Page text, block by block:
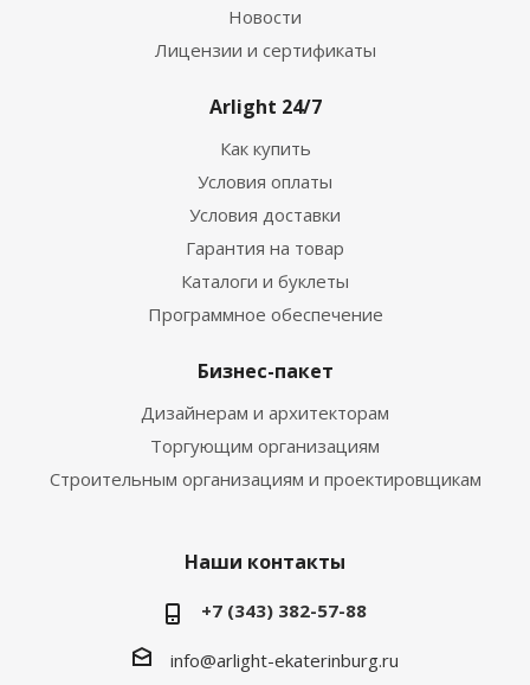
Новости
Лицензии и сертификаты
Arlight 24/7
Как купить
Условия оплаты
Условия доставки
Гарантия на товар
Каталоги и буклеты
Программное обеспечение
Бизнес-пакет
Дизайнерам и архитекторам
Торгующим организациям
Строительным организациям и проектировщикам
Наши контакты
+7 (343) 382-57-88
info@arlight-ekaterinburg.ru